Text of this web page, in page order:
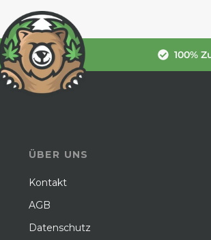
100%
ÜBER UNS
Kontakt
AGB
Datenschutz